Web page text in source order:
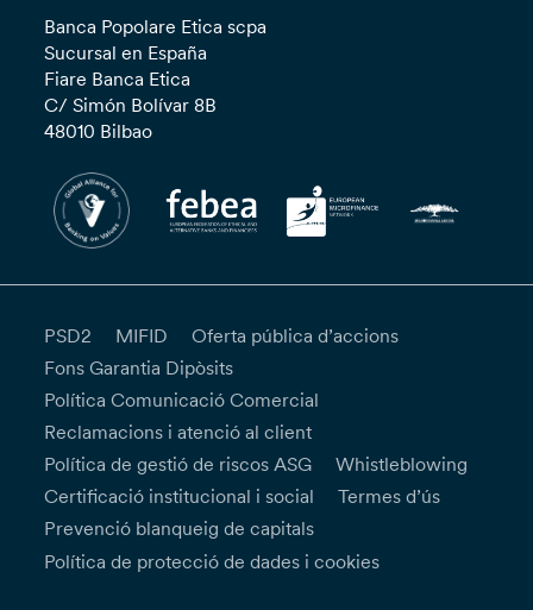
Banca Popolare Etica scpa
Sucursal en España
Fiare Banca Etica
C/ Simón Bolívar 8B
48010 Bilbao
PSD2 MIFID
Oferta pública d’accions
Fons Garantia Dipòsits
Política Comunicació Comercial
Reclamacions i atenció al client
Política de gestió de riscos ASG
Whistleblowing
Certificació institucional i social
Termes d’ús
Prevenció blanqueig de capitals
Política de protecció de dades i cookies